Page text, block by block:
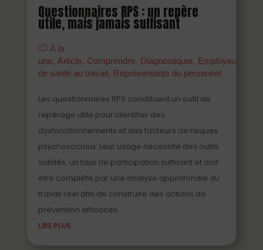
Questionnaires RPS : un repère
utile, mais jamais suffisant
À la
une
Article Comprendre Diagnostiquer Employeurs
de santé au travail
Représentants du personnel
Les questionnaires RPS constituent un outil de
repérage utile pour identifier des
dysfonctionnements et des facteurs de risques
psychosociaux. Leur usage nécessite des outils
validés, un taux de participation suffisant et doit
être complété par une analyse approfondie du
travail réel afin de construire des actions de
prévention efficaces.
LIRE PLUS